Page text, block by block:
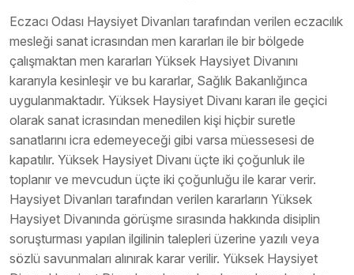
Eczacı Odası Haysiyet Divanları tarafından verilen eczacılık
mesleği sanat icrasından men kararları ile bir bölgede
çalışmaktan men kararları Yüksek Haysiyet Divanını
kararıyla kesinleşir ve bu kararlar, Sağlık Bakanlığınca
uygulanmaktadır. Yüksek Haysiyet Divanı kararı ile geçici
olarak sanat icrasından menedilen kişi hiçbir suretle
sanatlarını icra edemeyeceği gibi varsa müessesesi de
kapatılır. Yüksek Haysiyet Divanı üçte iki çoğunluk ile
toplanır ve mevcudun üçte iki çoğunluğu ile karar verir.
Haysiyet Divanları tarafından verilen kararların Yüksek
Haysiyet Divanında görüşme sırasında hakkında disiplin
soruşturması yapılan ilgilinin talepleri üzerine yazılı veya
sözlü savunmaları alınırak karar verilir. Yüksek Haysiyet